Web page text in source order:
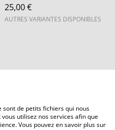
25,00 €
AUTRES VARIANTES DISPONIBLES
Cookie Policy
sont de petits fichiers qui nous
utilisez nos services afin que
Vous pouvez en savoir plus sur